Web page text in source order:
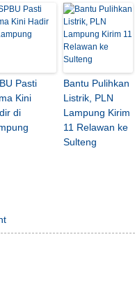
Pasti
Kini
di
Bantu Pulihkan
Listrik, PLN
Lampung Kirim
11 Relawan ke
Sulteng